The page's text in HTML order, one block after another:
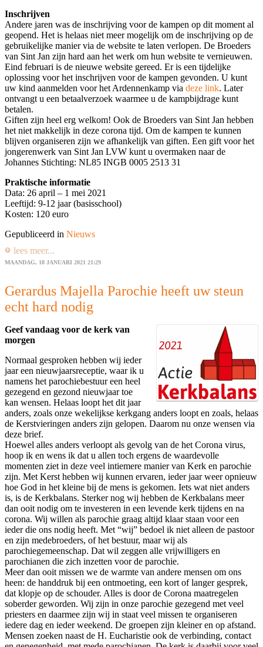
Inschrijven
Andere jaren was de inschrijving voor de kampen op dit moment al
geopend. Het is helaas niet meer mogelijk om de inschrijving op de
gebruikelijke manier via de website te laten verlopen. De Broeders
van Sint Jan zijn hard aan het werk om hun website te vernieuwen.
Eind februari is de nieuwe website gereed. Er is een tijdelijke
oplossing voor het inschrijven voor de kampen gevonden. U kunt
uw kind aanmelden voor het Ardennenkamp via deze link. Later
ontvangt u een betaalverzoek waarmee u de kampbijdrage kunt
betalen.
Giften zijn heel erg welkom! Ook de Broeders van Sint Jan hebben
het niet makkelijk in deze corona tijd. Om de kampen te kunnen
blijven organiseren zijn we afhankelijk van giften. Een gift voor het
jongerenwerk van Sint Jan LVW kunt u overmaken naar de
Johannes Stichting: NL85 INGB 0005 2513 31
Praktische informatie
Data: 26 april – 1 mei 2021
Leeftijd: 9-12 jaar (basisschool)
Kosten: 120 euro
Gepubliceerd in Nieuws
lees meer...
MAANDAG, 18 JANUARI 2021 21:29
Gerardus Majella Parochie heeft uw steun
echt hard nodig
Geef vandaag voor de kerk van
morgen
Normaal gesproken hebben wij ieder
jaar een nieuwjaarsreceptie, waar ik u
namens het parochiebestuur een heel
gezegend en gezond nieuwjaar toe
kan wensen. Helaas loopt het dit jaar
anders, zoals onze wekelijkse kerkgang anders loopt en zoals, helaas
de Kerstvieringen anders zijn gelopen. Daarom nu onze wensen via
deze brief.
Hoewel alles anders verloopt als gevolg van de het Corona virus,
hoop ik en wens ik dat u allen toch ergens de waardevolle
momenten ziet in deze veel intiemere manier van Kerk en parochie
zijn. Met Kerst hebben wij kunnen ervaren, ieder jaar weer opnieuw
hoe God in het kleine bij de mens is gekomen. Iets wat niet anders
is, is de Kerkbalans. Sterker nog wij hebben de Kerkbalans meer
dan ooit nodig om te investeren in een levende kerk tijdens en na
corona. Wij willen als parochie graag altijd klaar staan voor een
ieder die ons nodig heeft. Met “wij” bedoel ik niet alleen de pastoor
en zijn medebroeders, of het bestuur, maar wij als
parochiegemeenschap. Dat wil zeggen alle vrijwilligers en
parochianen die zich inzetten voor de parochie.
Meer dan ooit missen we de warmte van andere mensen om ons
heen: de handdruk bij een ontmoeting, een kort of langer gesprek,
dat klopje op de schouder. Alles is door de Corona maatregelen
soberder geworden. Wij zijn in onze parochie gezegend met veel
priesters en daarmee zijn wij in staat veel missen te organiseren
iedere dag en ieder weekend. De groepen zijn kleiner en op afstand.
Mensen zoeken naast de H. Eucharistie ook de verbinding, contact